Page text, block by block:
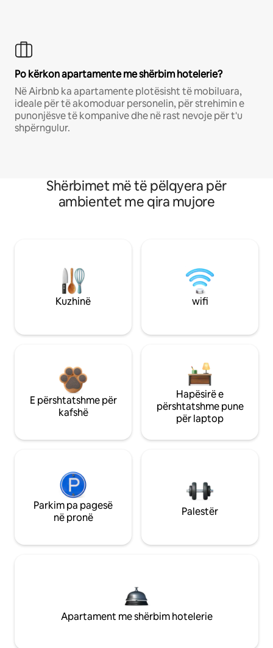
Po kërkon apartamente me shërbim hotelerie?
Në Airbnb ka apartamente plotësisht të mobiluara,
ideale për të akomoduar personelin, për strehimin e
punonjësve të kompanive dhe në rast nevoje për t'u
shpërngulur.
Shërbimet më të pëlqyera për
ambientet me qira mujore
Kuzhinë wifi
E përshtatshme për
kafshë
Hapësirë e
përshtatshme pune
për laptop
Parkim pa pagesë
në pronë
Palestër
Apartament me shërbim hotelerie